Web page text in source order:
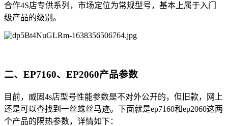
合作4S店专供系列，市场定位为常规型号，基本上属于入门
级产品的级别。
二、EP7160、EP2060产品参数
目前，威固4s店型号性能参数是不对外公开的，但旧款，网上
还是可以查找到一丝蛛丝马迹。下面就是ep7160和ep2060这两
个产品的隔热参数，详情如下：